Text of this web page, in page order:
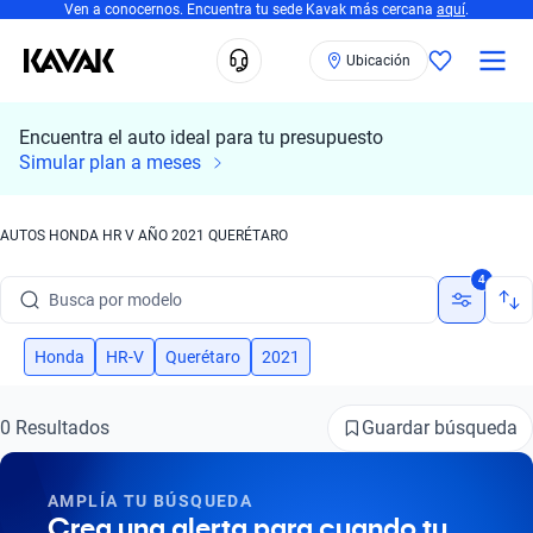
Ven a conocernos. Encuentra tu sede Kavak más cercana aquí.
Ubicación
Encuentra el auto ideal para tu presupuesto
Simular plan a meses
AUTOS HONDA HR V AÑO 2021 QUERÉTARO
Busca por modelo
Busca por versión
Busca por marca
Busca por modelo
4
Honda HR-V Querétaro 2021
0 Resultados Guardar búsqueda
AMPLÍA TU BÚSQUEDA